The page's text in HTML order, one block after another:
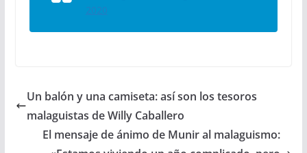
2020
Un balón y una camiseta: así son los tesoros
malaguistas de Willy Caballero
El mensaje de ánimo de Munir al malaguismo: